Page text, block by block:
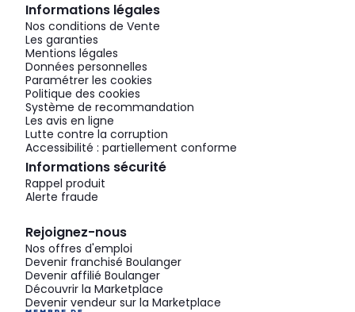
Informations légales
Nos conditions de Vente
Les garanties
Mentions légales
Données personnelles
Paramétrer les cookies
Politique des cookies
Système de recommandation
Les avis en ligne
Lutte contre la corruption
Accessibilité : partiellement conforme
Informations sécurité
Rappel produit
Alerte fraude
Rejoignez-nous
Nos offres d'emploi
Devenir franchisé Boulanger
Devenir affilié Boulanger
Découvrir la Marketplace
Devenir vendeur sur la Marketplace